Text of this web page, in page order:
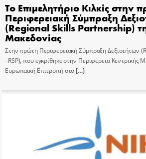
Το Επιμελητήριο Κιλκίς στην
Περιφερειακή Σύμπραξη
(Regional Skills Partnership)
Μακεδονίας
Στην πρώτη Περιφερειακή Σύμπραξη Δεξιοτήτων
–RSP), που εγκρίθηκε στην Περιφέρεια Κεντρικής
Ευρωπαϊκή Επιτροπή στο[…]